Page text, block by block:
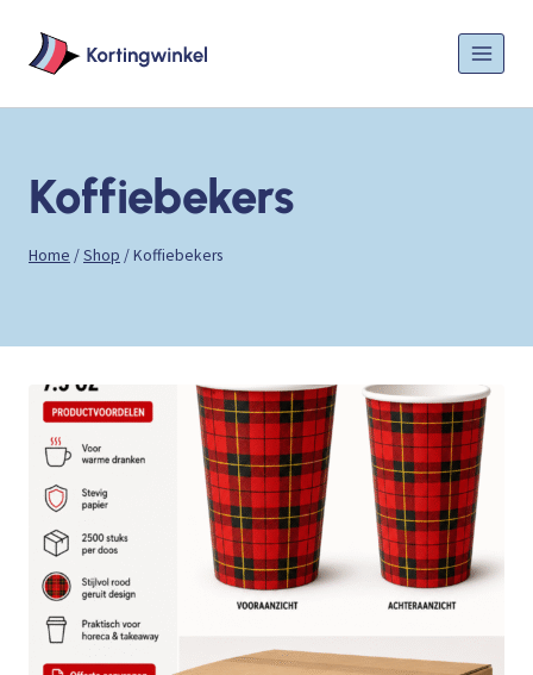
inhoud
Koffiebekers
Home /Shop /Koffiebekers